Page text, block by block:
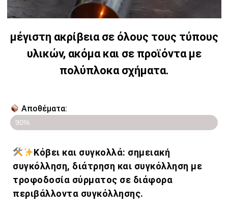
μέγιστη ακρίβεια σε όλους τους τύπους
υλικών, ακόμα και σε προϊόντα με
πολύπλοκα σχήματα.
Αποθέματα:
Τελευταία 5 κομμάτια σε έκπτωση!!
90%
Κόβει και συγκολλά: σημειακή
συγκόλληση, διάτρηση και συγκόλληση με
τροφοδοσία σύρματος σε διάφορα
περιβάλλοντα συγκόλλησης.